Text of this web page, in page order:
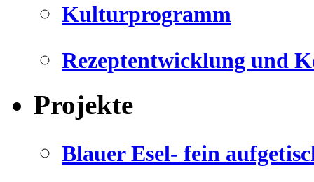
Kulturprogramm
Rezeptentwicklung und
Projekte
Blauer Esel- fein